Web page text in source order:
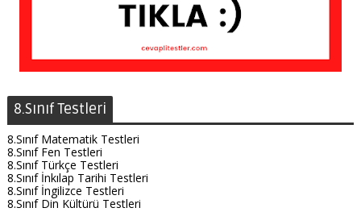
8.Sınıf Testleri
8.Sınıf Matematik Testleri
8.Sınıf Fen Testleri
8.Sınıf Türkçe Testleri
8.Sınıf İnkılap Tarihi Testleri
8.Sınıf İngilizce Testleri
8.Sınıf Din Kültürü Testleri